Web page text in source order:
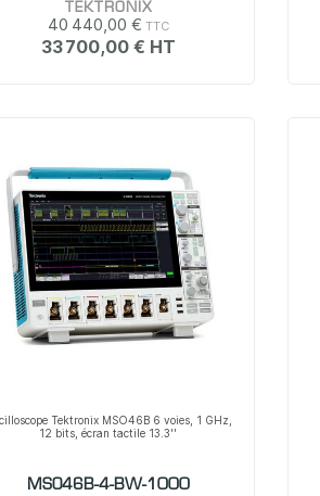
TEKTRONIX
40 440,00 €
33 700,00 €
Tektronix MSO46B 6 voies, 1 GHz,
12 bits, écran tactile 13.3''
MSO46B-4-BW-1000